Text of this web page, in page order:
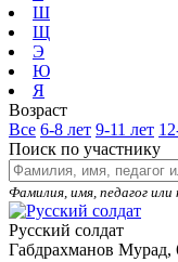
Ш
Щ
Э
Ю
Я
Возраст
Все 6-8 лет 9-11 лет
Поиск по участнику
Фамилия, имя, педагог или
Русский солдат
Габдрахманов Мурад,